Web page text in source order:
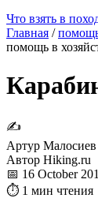
Что взять в
Главная /
помощь в
✍
Артур Малосиев
Автор Hiking.ru
📅 16 October
⏱ 1 мин чтения